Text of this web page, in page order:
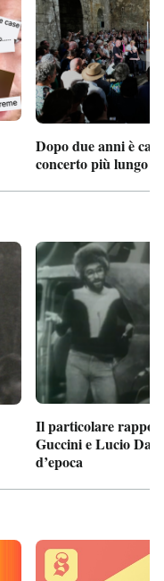
Dopo due anni è
concerto più lungo
Il particolare
Guccini e Lucio
d’epoca